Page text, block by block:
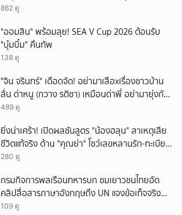
862 ดู
"ออมสิน" พร้อมลุย! SEA V Cup 2026 ต้อนรับ
"บุ๋มบิ๋ม" คืนทัพ
138 ดู
ั่"จิน จรินทร์" เดือดจัด! อย่ามาเสือxเรื่องชาวบ้าน
ลั่น ด่าหนู (กวาง รติชา) เหมือนด่าพี่ อย่ามายุ่งกับ
คนของผม จบ!!!
489 ดู
ยิ่งน่าเศร้า! เปิดผลชันสูตร "น้องฮลุน" สาเหตุเสีย
ชีวิตแท้จริง ด้าน "คุณย่า" โชว์เลขหลานรัก-ทะเบียน
รถเคลื่อนร่าง!
280 ดู
กรมกิจการพลเรือนทหารบก ชมเยาวชนไทยอัด
คลิปสื่อสารภาษาอังกฤษถึง UN แจงข้อเท็จจริง
ประวัติศาสตร์มนุษยธรรมไทย
109 ดู